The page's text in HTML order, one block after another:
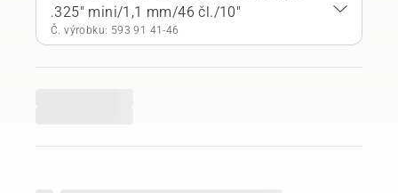
.325" mini/1,1 mm/46 čl./10"
Č. výrobku: 593 91 41‑46